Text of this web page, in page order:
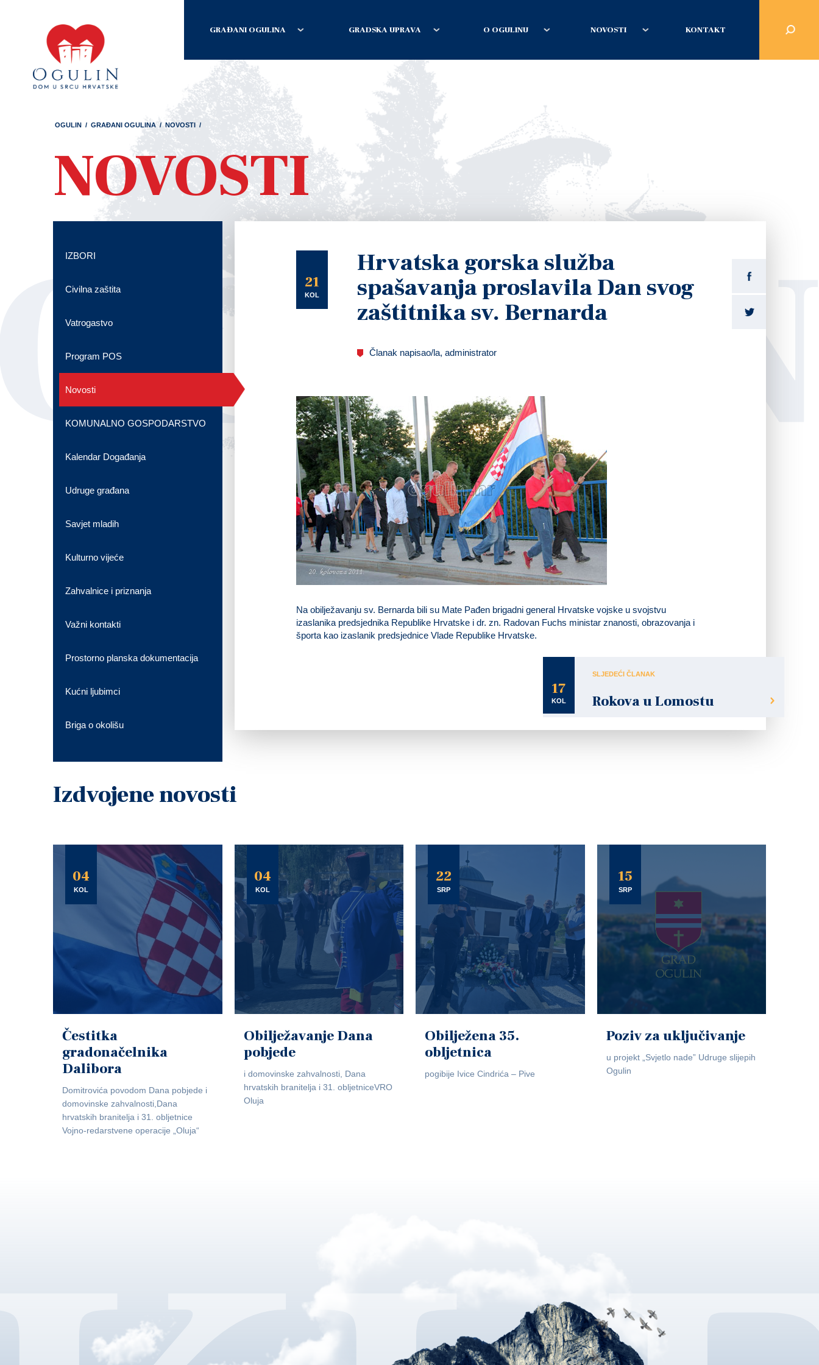
GRAĐANI OGULINA GRADSKA UPRAVA O OGULINU NOVOSTI KONTAKT
OGULIN / GRAĐANI OGULINA / NOVOSTI /
NOVOSTI
21
KOL
Hrvatska gorska služba
spašavanja proslavila Dan svog
zaštitnika sv. Bernarda
Članak napisao/la, administrator
Na obilježavanju sv. Bernarda bili su Mate Pađen brigadni general Hrvatske vojske u svojstvu
izaslanika predsjednika Republike Hrvatske i dr. zn. Radovan Fuchs ministar znanosti, obrazovanja i
športa kao izaslanik predsjednice Vlade Republike Hrvatske.
17
KOL
SLJEDEĆI ČLANAK
Rokova u Lomostu
IZBORI
Civilna zaštita
Vatrogastvo
Program POS
Novosti
KOMUNALNO GOSPODARSTVO
Kalendar Događanja
Udruge građana
Savjet mladih
Kulturno vijeće
Zahvalnice i priznanja
Važni kontakti
Prostorno planska dokumentacija
Kućni ljubimci
Briga o okolišu
Izdvojene novosti
04
KOL
Čestitka
gradonačelnika
Dalibora
Domitrovića povodom Dana pobjede i
domovinske zahvalnosti,Dana
hrvatskih branitelja i 31. obljetnice
Vojno-redarstvene operacije „Oluja“
04
KOL
Obilježavanje Dana
pobjede
i domovinske zahvalnosti, Dana
hrvatskih branitelja i 31. obljetniceVRO
Oluja
22
SRP
Obilježena 35.
obljetnica
pogibije Ivice Cindrića – Pive
15
SRP
Poziv za uključivanje
u projekt „Svjetlo nade” Udruge slijepih
Ogulin